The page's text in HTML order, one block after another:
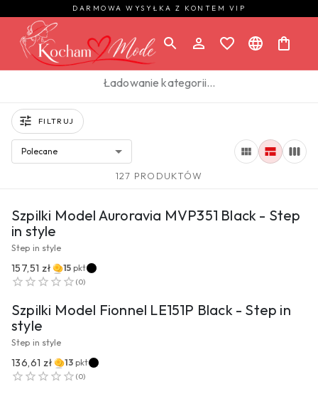
DARMOWA WYSYŁKA Z KONTEM VIP
Ładowanie kategorii…
FILTRUJ
Polecane
127 PRODUKTÓW
PRZEJDŹ DO PRODUKTU
Szpilki Model Auroravia MVP351 Black - Step
in style
Step in style
157,51 zł 15 pkt
(0)
PRZEJDŹ DO PRODUKTU
Szpilki Model Fionnel LE151P Black - Step in
style
Step in style
136,61 zł 13 pkt
(0)
PRZEJDŹ DO PRODUKTU